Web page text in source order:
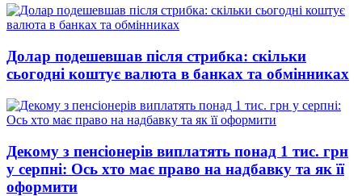
Долар подешевшав після стрибка: скільки
сьогодні коштує валюта в банках та обмінниках
Декому з пенсіонерів виплатять понад 1 тис. грн
у серпні: Ось хто має право на надбавку та як її
оформити